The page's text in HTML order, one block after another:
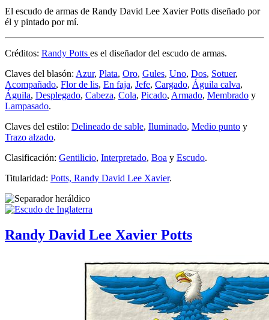
El escudo de armas de Randy David Lee Xavier Potts diseñado por
él y pintado por mí.
Créditos: Randy Potts es el diseñador del escudo de armas.
Claves del blasón: Azur, Plata, Oro, Gules, Uno, Dos, Sotuer,
Acompañado, Flor de lis, En faja, Jefe, Cargado, Águila calva,
Águila, Desplegado, Cabeza, Cola, Picado, Armado, Membrado y
Lampasado.
Claves del estilo: Delineado de sable, Iluminado, Medio punto y
Trazo alzado.
Clasificación: Gentilicio, Interpretado, Boa y Escudo.
Titularidad: Potts, Randy David Lee Xavier.
Randy David Lee Xavier Potts